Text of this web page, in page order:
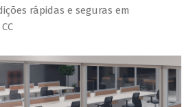
rápidas e seguras em